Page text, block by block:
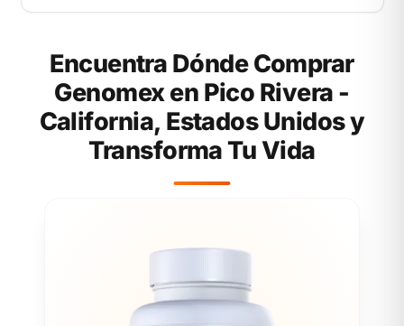
Encuentra Dónde Comprar
Genomex en Pico Rivera -
California, Estados Unidos y
Transforma Tu Vida